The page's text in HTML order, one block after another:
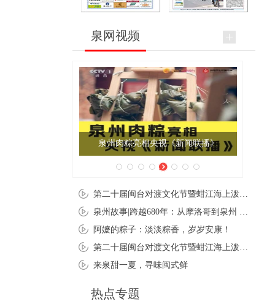
泉网视频
泉州肉粽亮相央视《新闻联播》
阿嬷的粽子：淡淡粽香，岁岁安康！
来泉甜一夏，寻味闽式鲜
热点专题